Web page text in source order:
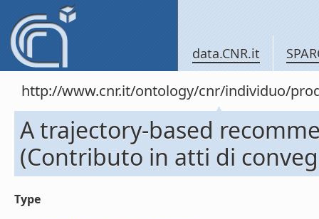
data.CNR.it
http://www.cnr.it/ontology/cnr/individuo/
A trajectory-based
(Contributo in atti di
Type